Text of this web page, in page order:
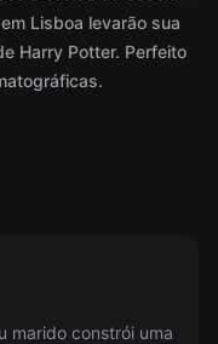
Lisboa levarão sua
Harry Potter. Perfeito
marido constrói uma